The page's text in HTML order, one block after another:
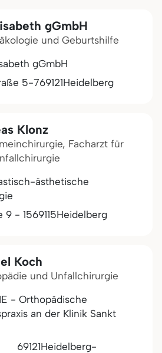
gGmbH
und Geburtshilfe
gGmbH
5-769121Heidelberg
Klonz
Facharzt für
ästhetische
9 - 1569115Heidelberg
Koch
und Unfallchirurgie
- Orthopädische
an der Klinik Sankt
69121Heidelberg-